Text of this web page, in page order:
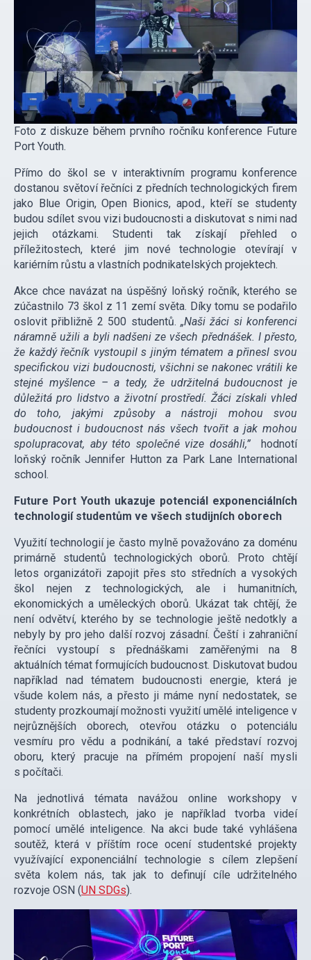
Foto z diskuze během prvního ročníku konference Future
Port Youth.
Přímo do škol se v interaktivním programu konference
dostanou světoví řečníci z předních technologických firem
jako Blue Origin, Open Bionics, apod., kteří se studenty
budou sdílet svou vizi budoucnosti a diskutovat s nimi nad
jejich otázkami. Studenti tak získají přehled o
příležitostech, které jim nové technologie otevírají v
kariérním růstu a vlastních podnikatelských projektech.
Akce chce navázat na úspěšný loňský ročník, kterého se
zúčastnilo 73 škol z 11 zemí světa. Díky tomu se podařilo
oslovit přibližně 2 500 studentů. „Naši žáci si konferenci
náramně užili a byli nadšeni ze všech přednášek. I přesto,
že každý řečník vystoupil s jiným tématem a přinesl svou
specifickou vizi budoucnosti, všichni se nakonec vrátili ke
stejné myšlence – a tedy, že udržitelná budoucnost je
důležitá pro lidstvo a životní prostředí. Žáci získali vhled
do toho, jakými způsoby a nástroji mohou svou
budoucnost i budoucnost nás všech tvořit a jak mohou
spolupracovat, aby této společné vize dosáhli,”
hodnotí
loňský ročník Jennifer Hutton za Park Lane International
school.
Future Port Youth ukazuje potenciál exponenciálních
technologií studentům ve všech studijních oborech
Využití technologií je často mylně považováno za doménu
primárně studentů technologických oborů. Proto chtějí
letos organizátoři zapojit přes sto středních a vysokých
škol nejen z technologických, ale i humanitních,
ekonomických a uměleckých oborů. Ukázat tak chtějí, že
není odvětví, kterého by se technologie ještě nedotkly a
nebyly by pro jeho další rozvoj zásadní. Čeští i zahraniční
řečníci vystoupí s přednáškami zaměřenými na 8
aktuálních témat formujících budoucnost. Diskutovat budou
například nad tématem budoucnosti energie, která je
všude kolem nás, a přesto ji máme nyní nedostatek, se
studenty prozkoumají možnosti využití umělé inteligence v
nejrůznějších oborech, otevřou otázku o potenciálu
vesmíru pro vědu a podnikání, a také představí rozvoj
oboru, který pracuje na přímém propojení naší mysli
s počítači.
Na jednotlivá témata navážou online workshopy v
konkrétních oblastech, jako je například tvorba videí
pomocí umělé inteligence. Na akci bude také vyhlášena
soutěž, která v příštím roce ocení studentské projekty
využívající exponenciální technologie s cílem zlepšení
světa kolem nás, tak jak to definují cíle udržitelného
rozvoje OSN (UN SDGs).